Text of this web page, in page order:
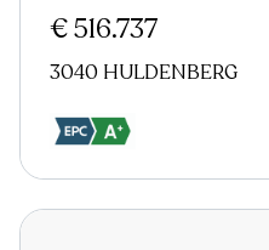
€ 516.737
3040 HULDENBERG